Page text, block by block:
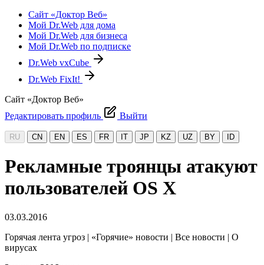
Сайт «Доктор Веб»
Мой Dr.Web для дома
Мой Dr.Web для бизнеса
Мой Dr.Web по подписке
Dr.Web vxCube
Dr.Web FixIt!
Сайт «Доктор Веб»
Редактировать профиль
Выйти
RU CN EN ES FR IT JP KZ UZ BY ID
Рекламные троянцы атакуют
пользователей OS X
03.03.2016
Горячая лента угроз | «Горячие» новости | Все новости | О
вирусах